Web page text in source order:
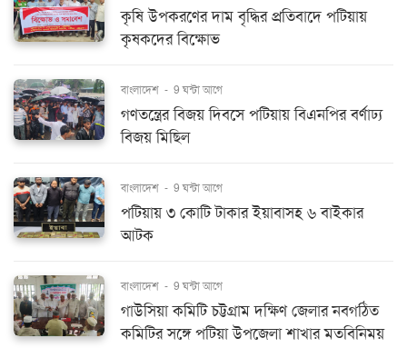
কৃষি উপকরণের দাম বৃদ্ধির প্রতিবাদে পটিয়ায়
কৃষকদের বিক্ষোভ
বাংলাদেশ - 9 ঘন্টা আগে
গণতন্ত্রের বিজয় দিবসে পটিয়ায় বিএনপির বর্ণাঢ্য
বিজয় মিছিল
বাংলাদেশ - 9 ঘন্টা আগে
পটিয়ায় ৩ কোটি টাকার ইয়াবাসহ ৬ বাইকার
আটক
বাংলাদেশ - 9 ঘন্টা আগে
গাউসিয়া কমিটি চট্টগ্রাম দক্ষিণ জেলার নবগঠিত
কমিটির সঙ্গে পটিয়া উপজেলা শাখার মতবিনিময়